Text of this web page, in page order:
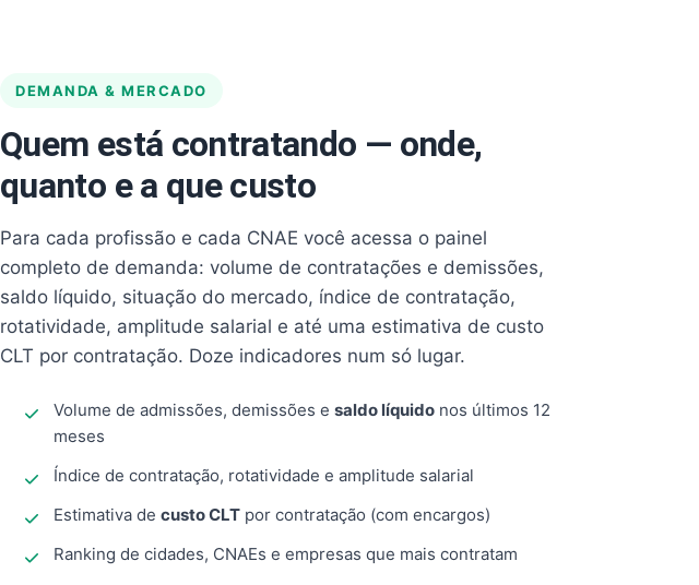
DEMANDA & MERCADO
Quem está contratando — onde,
quanto e a que custo
Para cada profissão e cada CNAE você acessa o painel
completo de demanda: volume de contratações e demissões,
saldo líquido, situação do mercado, índice de contratação,
rotatividade, amplitude salarial e até uma estimativa de custo
CLT por contratação. Doze indicadores num só lugar.
Volume de admissões, demissões e saldo líquido nos últimos 12
meses
Índice de contratação, rotatividade e amplitude salarial
Estimativa de custo CLT por contratação (com encargos)
Ranking de cidades, CNAEs e empresas que mais contratam